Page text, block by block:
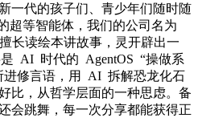
一代的孩子们、青少年们随时随
超等智能体，我们的公司名为
长读绘本讲故事，灵开辟出一
AI 时代的 AgentOS “操做系
进修言语，用 AI 拆解恐龙化石
比，从哲学层面的一种思虑。备
会跳舞，每一次分享都能获得正